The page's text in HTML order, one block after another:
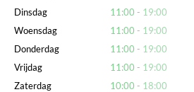
Dinsdag
11:00
19:00
Woensdag
11:00
19:00
Donderdag
11:00
19:00
Vrijdag
11:00
19:00
Zaterdag
10:00
18:00